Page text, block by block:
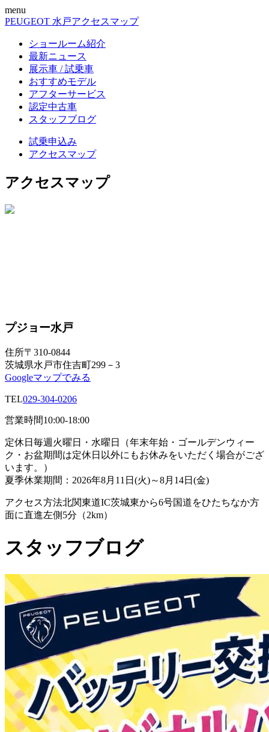
menu
PEUGEOT 水戸アクセスマップ
ショールーム紹介
最新ニュース
展示車 / 試乗車
おすすめモデル
アフターサービス
認定中古車
スタッフブログ
試乗申込み
アクセスマップ
アクセスマップ
プジョー水戸
住所〒310-0844
茨城県水戸市住吉町299－3
Googleマップでみる
TEL029-304-0206
営業時間10:00-18:00
定休日 毎週火曜日・水曜日（年末年始・ゴールデンウィー
ク・お盆期間は定休日以外にもお休みをいただく場合がござ
います。）
夏季休業期間：2026年8月11日(火)～8月14日(金)
アクセス方法北関東道IC茨城東から6号国道をひたちなか方
面に直進左側5分（2km）
スタッフブログ